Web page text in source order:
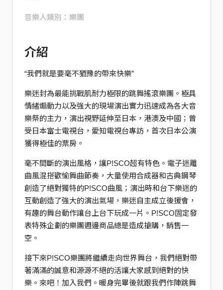
音樂人類別：樂團
介紹
“我們就是要毫不猶豫的帶來快樂”
樂迷封為最能挑戰肌耐力極限的跳舞搖滾樂團。極具
情緒煽動力以及強大的現場演出實力迅速成為各大音
樂祭的主力，演出視野延伸至日本，港澳及中國；曾
受日本富士電視台，愛知電視台專訪，首次日本公演
獲得極佳的票房。
毫不間斷的演出風格，讓P!SCO超有特色。電子迷離
曲風混搭歡愉舞曲節奏，大量使用合成器和古典鋼琴
創造了絕對獨特的P!SCO曲風；演出時和台下樂迷的
互動創造了強大的演出氣場，樂迷自主成立後援會，
有趣的舞台動作讓台上台下玩成一片。P!SCO固定發
表特殊企劃的樂團週邊商品總是造成搶購，銷售一
空。
接下來P!SCO樂團將繼續走向世界舞台，我們絕對帶
著滿滿的誠意和源源不絕的活讓大家感到絕對的快
樂。來吧！加入我們。暖身完畢後就跟我們作陣跳舞